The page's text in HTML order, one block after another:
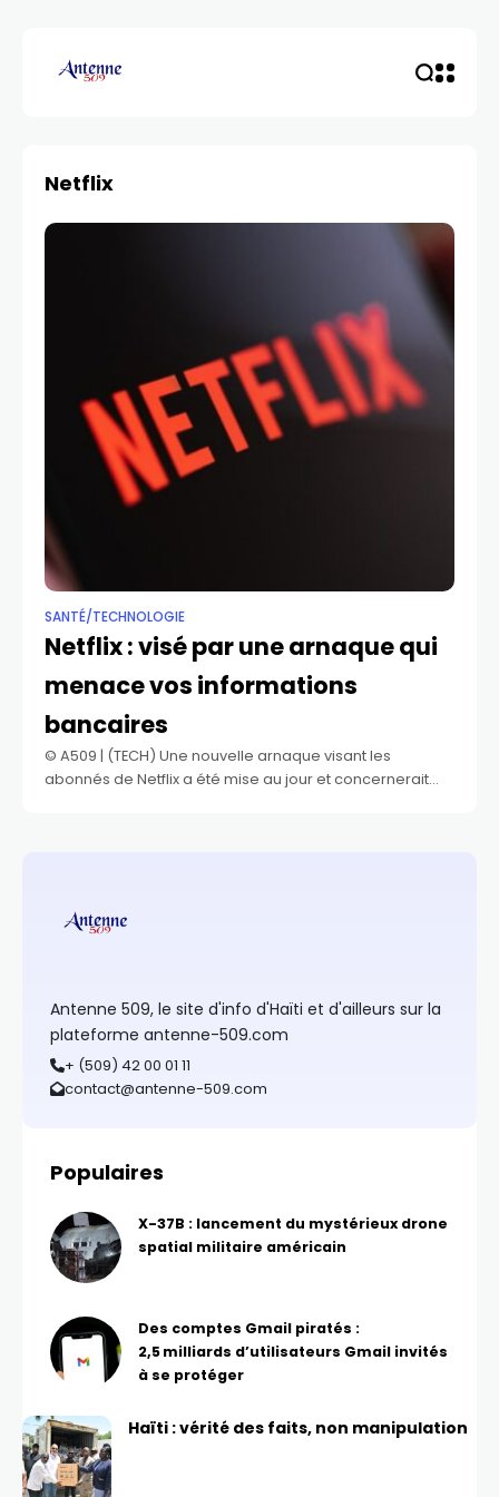
Netflix
SANTÉ/TECHNOLOGIE
Netflix : visé par une arnaque qui
menace vos informations
bancaires
©️ A509 | (TECH) Une nouvelle arnaque visant les
abonnés de Netflix a été mise au jour et concernerait
Antenne 509, le site d'info d'Haïti et d'ailleurs sur la
plateforme antenne-509.com
+ (509) 42 00 01 11
contact@antenne-509.com
Populaires
X-37B : lancement du mystérieux drone
spatial militaire américain
Des comptes Gmail piratés :
2,5 milliards d’utilisateurs Gmail invités
à se protéger
Haïti : vérité des faits, non manipulation